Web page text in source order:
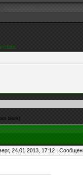
blank)
24.01.2013, 17:12 |